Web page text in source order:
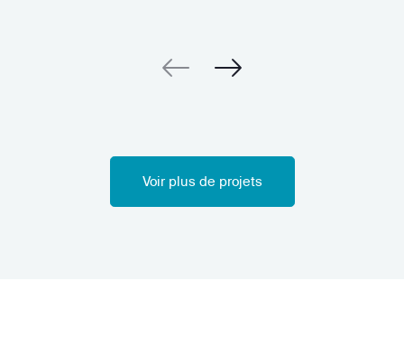
Voir plus de projets